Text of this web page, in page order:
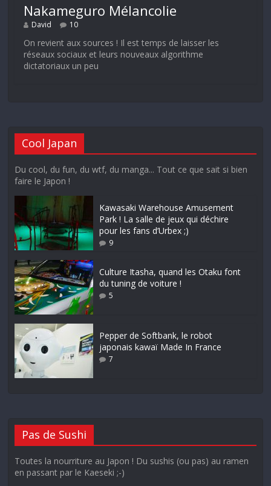
Nakameguro Mélancolie
David 10
On revient aux sources ! Il est temps de laisser les
réseaux sociaux et leurs nouveaux algorithme
dictatoriaux un peu
Cool Japan
Du cool, du fun, du wtf, du manga... Tout ce que sait si bien
faire le Japon !
Kawasaki Warehouse Amusement
Park ! La salle de jeux qui déchire
pour les fans d’Urbex ;)
9
Culture Itasha, quand les Otaku font
du tuning de voiture !
5
Pepper de Softbank, le robot
japonais kawaï Made In France
7
Pas de Sushi
Toutes la nourriture au Japon ! Du sushis (ou pas) au ramen
en passant par le Kaeseki ;-)